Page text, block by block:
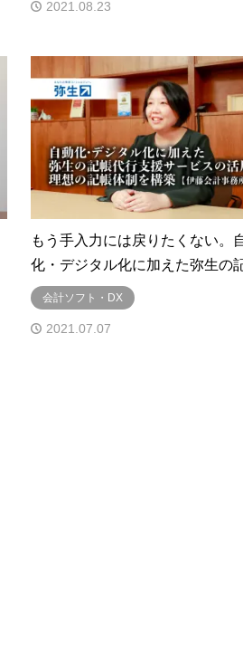
2021.08.23
もう手入力には戻りたくない。
化・デジタル化に加えた弥生の
会計ソフト・DX
2021.07.07